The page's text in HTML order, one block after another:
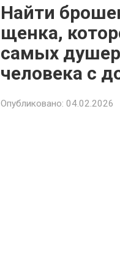
Найти
щенка,
самых
человека с
Опубликовано: 04.02.2026